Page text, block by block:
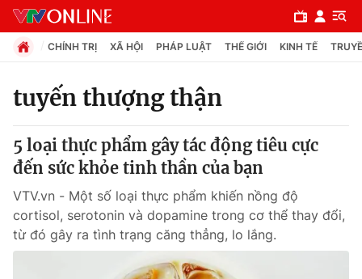
Chuyên mục
Chính trị
Xã hội
Pháp luật
CHÍNH TRỊ XÃ HỘI PHÁP LUẬT THẾ GIỚI KINH TẾ
tuyến thượng thận
5 loại thực phẩm gây tác động tiêu cực
đến sức khỏe tinh thần của bạn
VTV.vn - Một số loại thực phẩm khiến nồng độ
cortisol, serotonin và dopamine trong cơ thể thay đổi,
từ đó gây ra tình trạng căng thẳng, lo lắng.